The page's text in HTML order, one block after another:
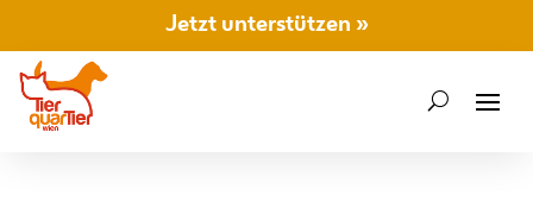
Jetzt unterstützen »